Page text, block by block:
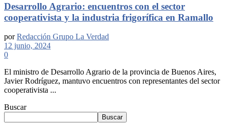
Desarrollo Agrario: encuentros con el sector
cooperativista y la industria frigorífica en Ramallo
por Redacción Grupo La Verdad
12 junio, 2024
0
El ministro de Desarrollo Agrario de la provincia de Buenos Aires,
Javier Rodríguez, mantuvo encuentros con representantes del sector
cooperativista ...
Buscar
Buscar